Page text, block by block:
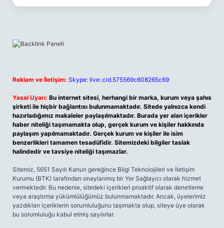
Reklam ve İletişim: Skype: live:.cid.575569c608265c69
Yasal Uyarı: Bu internet sitesi, herhangi bir marka, kurum veya şahıs
şirketi ile hiçbir bağlantısı bulunmamaktadır. Sitede yalnızca kendi
hazırladığımız makaleler paylaşılmaktadır. Burada yer alan içerikler
haber niteliği taşımamakta olup, gerçek kurum ve kişiler hakkında
paylaşım yapılmamaktadır. Gerçek kurum ve kişiler ile isim
benzerlikleri tamamen tesadüfidir. Sitemizdeki bilgiler taslak
halindedir ve tavsiye niteliği taşımazlar.
Sitemiz, 5651 Sayılı Kanun gereğince Bilgi Teknolojileri ve İletişim
Kurumu (BTK) tarafından onaylanmış bir Yer Sağlayıcı olarak hizmet
vermektedir. Bu nedenle, sitedeki içerikleri proaktif olarak denetleme
veya araştırma yükümlülüğümüz bulunmamaktadır. Ancak, üyelerimiz
yazdıkları içeriklerin sorumluluğunu taşımakta olup, siteye üye olarak
bu sorumluluğu kabul etmiş sayılırlar.